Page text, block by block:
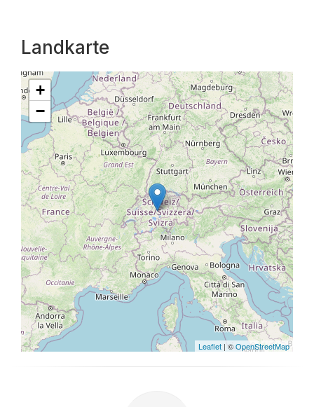
Landkarte
+
−
Leaflet | ©OpenStreetMap